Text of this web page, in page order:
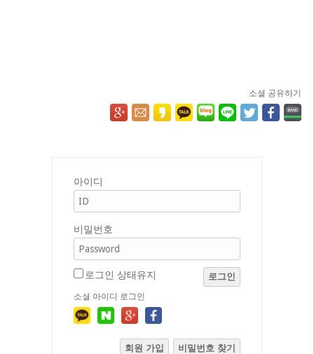
소셜 공유하기
아이디
비밀번호
로그인 상태유지 로그인
소셜 아이디 로그인
회원 가입 비밀번호 찾기